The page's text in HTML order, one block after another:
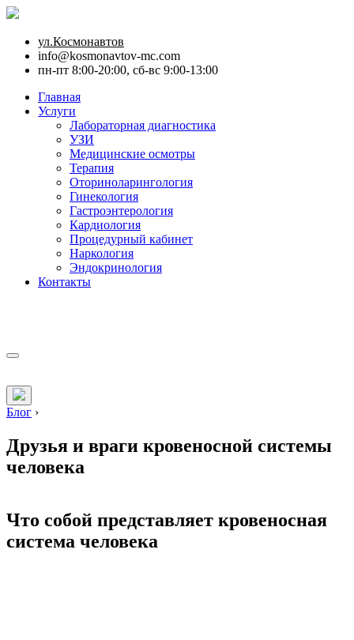
ул.Космонавтов
info@kosmonavtov-mc.com
пн-пт 8:00-20:00, сб-вс 9:00-13:00
Главная
Услуги
Лабораторная диагностика
УЗИ
Медицинские осмотры
Терапия
Оториноларингология
Гинекология
Гастроэнтерология
Кардиология
Процедурный кабинет
Наркология
Эндокринология
Контакты
Блог ›
Друзья и враги кровеносной системы
человека
Что собой представляет кровеносная
система человека